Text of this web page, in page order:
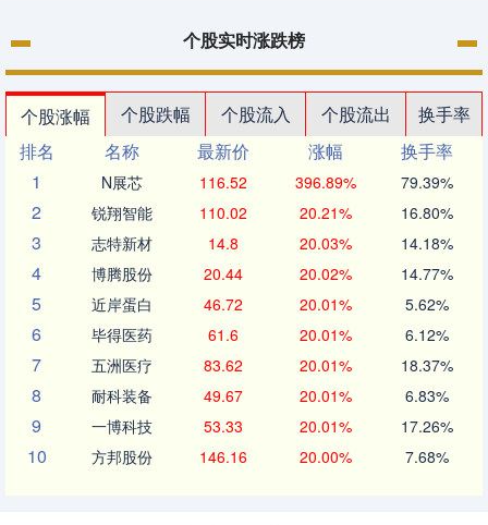
个股实时涨跌榜
个股涨幅 个股跌幅 个股流入 个股流出
换手率
排名
名称 最新价 涨幅
换手率
1
N展芯 116.52 396.89% 79.39%
2 锐翔智能 110.02 20.21% 16.80%
3 志特新材 14.8 20.03% 14.18%
4 博腾股份 20.44 20.02% 14.77%
5 近岸蛋白 46.72 20.01% 5.62%
6 毕得医药 61.6 20.01% 6.12%
7 五洲医疗 83.62 20.01% 18.37%
8 耐科装备 49.67 20.01% 6.83%
9 一博科技 53.33 20.01% 17.26%
10 方邦股份 146.16 20.00% 7.68%